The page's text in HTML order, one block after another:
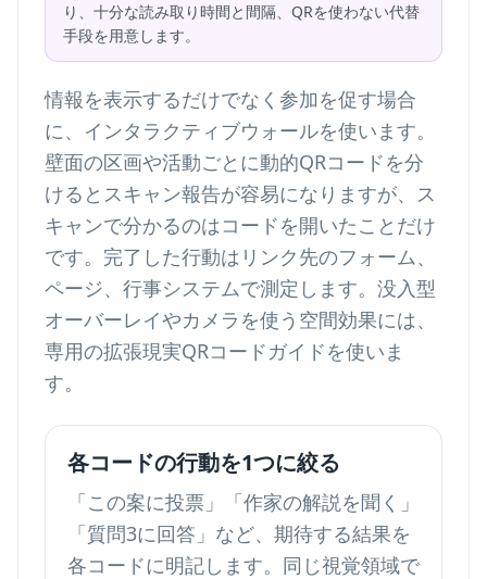
り、十分な読み取り時間と間隔、QRを使わない代替
手段を用意します。
情報を表示するだけでなく参加を促す場合
に、インタラクティブウォールを使います。
壁面の区画や活動ごとに動的QRコードを分
けるとスキャン報告が容易になりますが、ス
キャンで分かるのはコードを開いたことだけ
です。完了した行動はリンク先のフォーム、
ページ、行事システムで測定します。没入型
オーバーレイやカメラを使う空間効果には、
専用の拡張現実QRコードガイドを使いま
す。
各コードの行動を1つに絞る
「この案に投票」「作家の解説を聞く」
「質問3に回答」など、期待する結果を
各コードに明記します。同じ視覚領域で